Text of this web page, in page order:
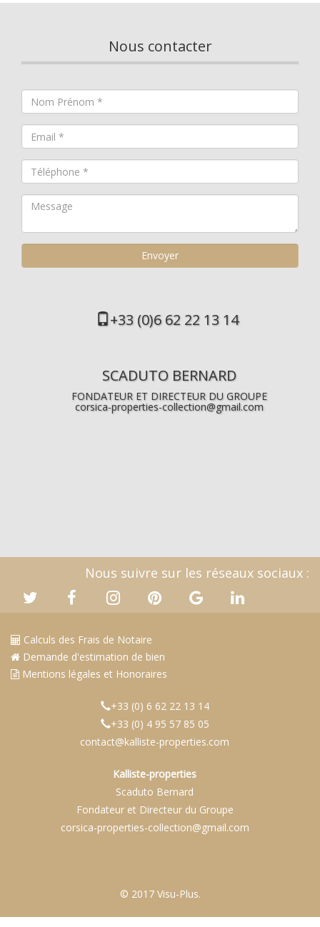
Nous contacter
+33 (0)6 62 22 13 14
SCADUTO BERNARD
FONDATEUR ET DIRECTEUR DU GROUPE
corsica-properties-collection@gmail.com
Nous suivre sur les réseaux sociaux :
Calculs des Frais de Notaire
Demande d'estimation de bien
Mentions légales et Honoraires
+33 (0) 6 62 22 13 14
+33 (0) 4 95 57 85 05
contact@kalliste-properties.com
Kalliste-properties
Scaduto Bernard
Fondateur et Directeur du Groupe
corsica-properties-collection@gmail.com
© 2017 Visu-Plus.